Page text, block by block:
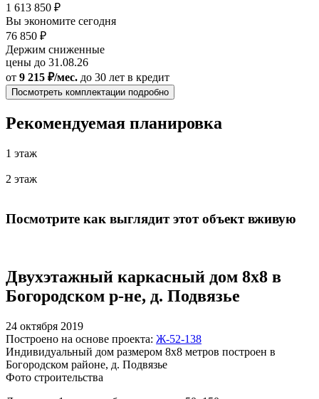
1 613 850 ₽
Вы экономите сегодня
76 850 ₽
Держим сниженные
цены до 31.08.26
от 9 215 ₽/мес. до 30 лет в кредит
Посмотреть комплектации подробно
Рекомендуемая планировка
1 этаж
2 этаж
Посмотрите как выглядит этот объект вживую
Двухэтажный каркасный дом 8х8 в
Богородском р-не, д. Подвязье
24 октября 2019
Построено на основе проекта: Ж-52-138
Индивидуальный дом размером 8х8 метров построен в
Богородском районе, д. Подвязье
Фото строительства